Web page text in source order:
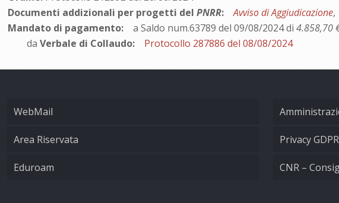
Documenti addizionali per progetti delPNRR: Avviso di Aggiudicazione
Mandato di pagamento: a Saldo num.63789 del 09/08/2024 di4.858,70
daVerbale di Collaudo: Protocollo 287886 del 08/08/2024
WebMail
Area Riservata
Eduroam
Privacy
CNR –